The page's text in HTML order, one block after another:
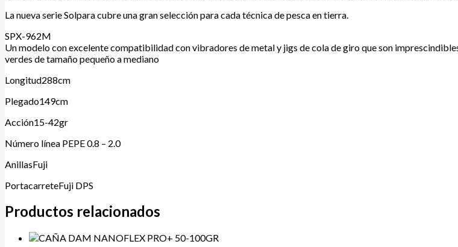
La nueva serie Solpara cubre una gran selección para cada técnica de pesca en tierra.
SPX-962M
Un modelo con excelente compatibilidad con vibradores de metal y jigs de cola de giro que son
verdes de tamaño pequeño a mediano
Longitud288cm
Plegado149cm
Acción15-42gr
Número línea PEPE 0.8 – 2.0
AnillasFuji
PortacarreteFuji DPS
Productos relacionados